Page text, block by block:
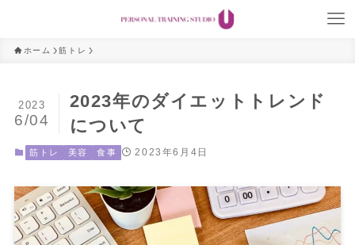
ホーム 筋トレ
2023年のダイエットトレンド
について
2023
6/04
筋トレ 美容 食事 2023年6月4日